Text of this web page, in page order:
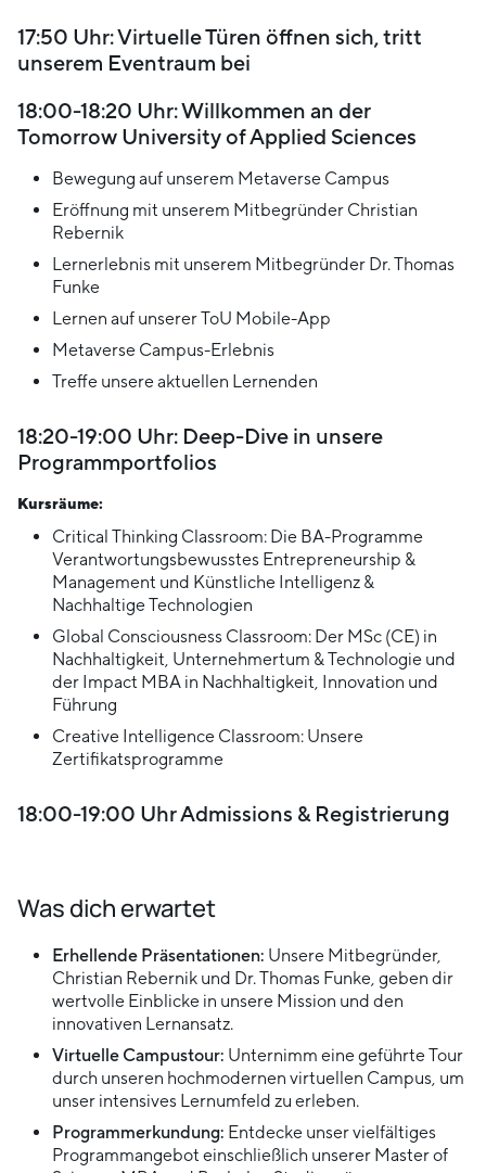
17:50 Uhr: Virtuelle Türen öffnen sich, tritt
unserem Eventraum bei
18:00-18:20 Uhr: Willkommen an der
Tomorrow University of Applied Sciences
Bewegung auf unserem Metaverse Campus
Eröffnung mit unserem Mitbegründer Christian
Rebernik
Lernerlebnis mit unserem Mitbegründer Dr. Thomas
Funke
Lernen auf unserer ToU Mobile-App
Metaverse Campus-Erlebnis
Treffe unsere aktuellen Lernenden
18:20-19:00 Uhr: Deep-Dive in unsere
Programmportfolios
Kursräume:
Critical Thinking Classroom: Die BA-Programme
Verantwortungsbewusstes Entrepreneurship &
Management und Künstliche Intelligenz &
Nachhaltige Technologien
Global Consciousness Classroom: Der MSc (CE) in
Nachhaltigkeit, Unternehmertum & Technologie und
der Impact MBA in Nachhaltigkeit, Innovation und
Führung
Creative Intelligence Classroom: Unsere
Zertifikatsprogramme
18:00-19:00 Uhr Admissions & Registrierung
Was dich erwartet
Erhellende Präsentationen: Unsere Mitbegründer,
Christian Rebernik und Dr. Thomas Funke, geben dir
wertvolle Einblicke in unsere Mission und den
innovativen Lernansatz.
Virtuelle Campustour: Unternimm eine geführte Tour
durch unseren hochmodernen virtuellen Campus, um
unser intensives Lernumfeld zu erleben.
Programmerkundung: Entdecke unser vielfältiges
Programmangebot einschließlich unserer Master of